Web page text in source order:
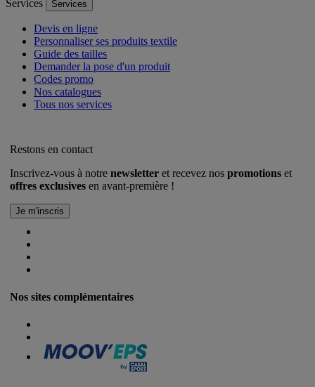
Services Services
Devis en ligne
Personnaliser ses produits textile
Guide des tailles
Demander la pose d'un produit
Codes promo
Nos catalogues
Tous nos services
Restons en contact
Inscrivez-vous à notre newsletter et recevez nos promotions et
offres exclusives en avant-première !
Nos sites complémentaires